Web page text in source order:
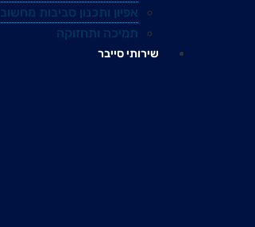
אפיון ותכנון סביבות מחשוב
תמיכה ותחזוקה
שירותי סייבר